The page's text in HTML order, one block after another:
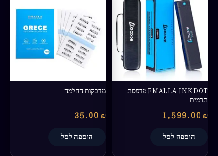
EMALLA INKDOT מדפסת
תרמית
1,599.00 ₪
הוספה לסל
מדבקות החלמה
35.00 ₪
הוספה לסל